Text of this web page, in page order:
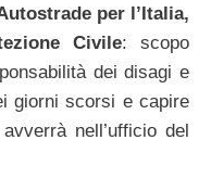
per l’Italia,
Civile: scopo
dei disagi e
giorni scorsi e capire
avverrà nell’ufficio del